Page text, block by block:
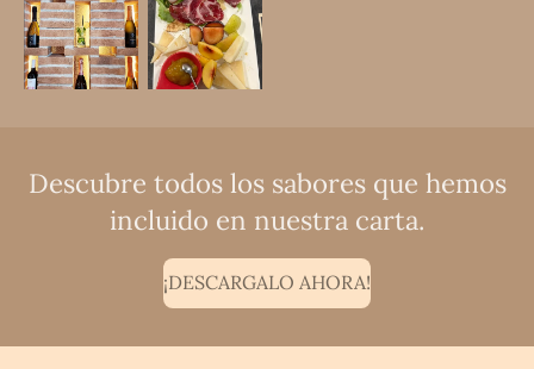
Descubre todos los sabores que hemos
incluido en nuestra carta.
¡DESCARGALO AHORA!